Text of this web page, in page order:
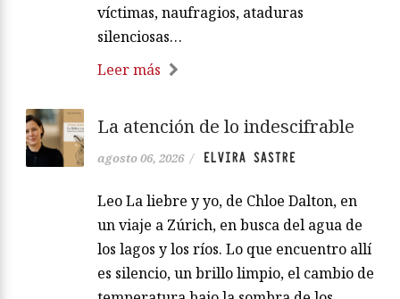
víctimas, naufragios, ataduras
silenciosas…
Leer más
La atención de lo indescifrable
agosto 06, 2026 / ELVIRA SASTRE
Leo La liebre y yo, de Chloe Dalton, en
un viaje a Zúrich, en busca del agua de
los lagos y los ríos. Lo que encuentro allí
es silencio, un brillo limpio, el cambio de